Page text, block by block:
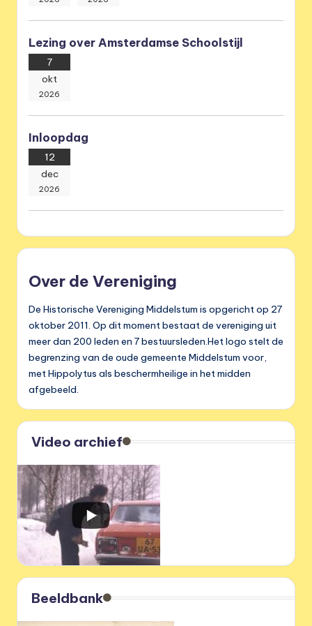
Lezing over Amsterdamse Schoolstijl
7
okt
2026
Inloopdag
12
dec
2026
Over de Vereniging
De Historische Vereniging Middelstum is opgericht op 27
oktober 2011. Op dit moment bestaat de vereniging uit
meer dan 200 leden en 7 bestuursleden.Het logo stelt de
begrenzing van de oude gemeente Middelstum voor,
met Hippolytus als beschermheilige in het midden
afgebeeld.
Video archief
Beeldbank